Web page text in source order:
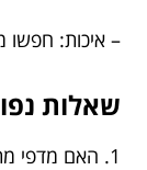
– איכות: חפשו
שאלות
1. האם מדפי מתכת זולים יותר מעץ?